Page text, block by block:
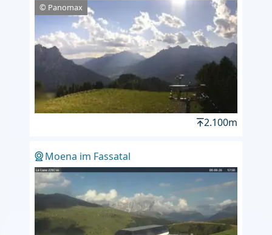
© Panomax
2.100m
Moena im Fassatal